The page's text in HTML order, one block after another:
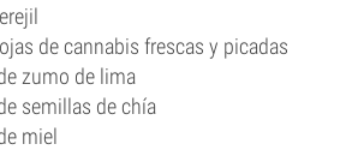
de cannabis frescas y picadas
zumo de lima
semillas de chía
miel